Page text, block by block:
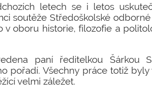
letech se i letos
soutěže Středoškolské
v oboru historie, filozofie a
paní ředitelkou Šárkou
pořadí. Všechny práce totiž
velmi záležet.